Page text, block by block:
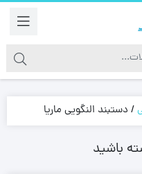
/ دستبند النگویی ماریا
باشید